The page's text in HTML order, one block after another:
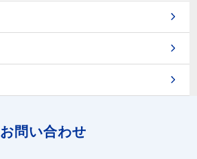
お問い合わせ